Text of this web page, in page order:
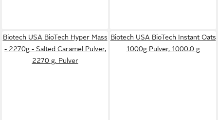
Biotech USA BioTech Hyper Mass
- 2270g - Salted Caramel Pulver,
2270 g, Pulver
Biotech USA BioTech Instant Oats
1000g Pulver, 1000.0 g